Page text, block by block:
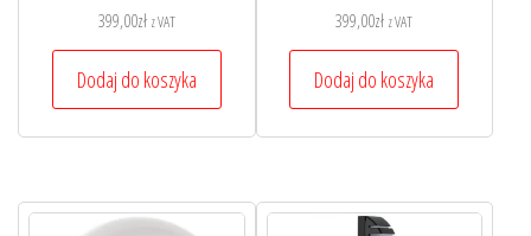
399,00zł z VAT
Dodaj do koszyka
399,00zł z VAT
Dodaj do koszyka